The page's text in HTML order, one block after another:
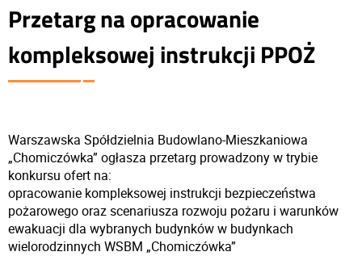
Przetarg na opracowanie
kompleksowej instrukcji PPOŻ
Warszawska Spółdzielnia Budowlano-Mieszkaniowa
„Chomiczówka” ogłasza przetarg prowadzony w trybie
konkursu ofert na:
opracowanie kompleksowej instrukcji bezpieczeństwa
pożarowego oraz scenariusza rozwoju pożaru i warunków
ewakuacji dla wybranych budynków w budynkach
wielorodzinnych WSBM „Chomiczówka”